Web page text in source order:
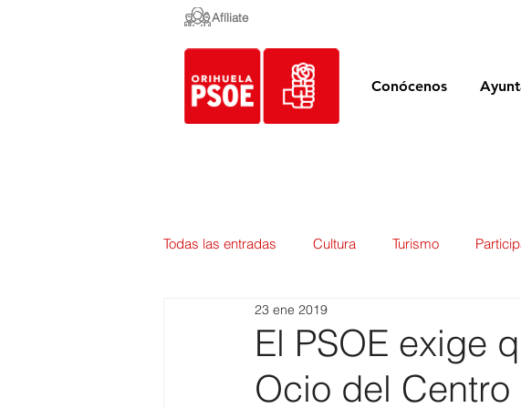
Afíliate
Conócenos
Todas las entradas Cultura Turismo
Empleo y Contratación
Urbanismo Mercados Educación
El PSOE exige
Ocio del
23 ene 2019